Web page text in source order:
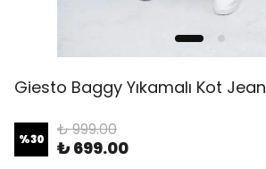
Giesto Baggy Yıkamalı Kot Jean
%30 ₺ 999.00
₺ 699.00